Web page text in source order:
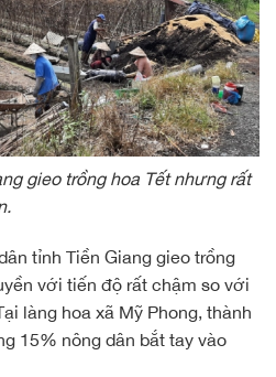
gieo trồng hoa Tết nhưng rất
tỉnh Tiền Giang gieo trồng
với tiến độ rất chậm so với
làng hoa xã Mỹ Phong, thành
15% nông dân bắt tay vào